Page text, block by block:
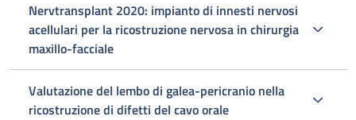
Nervtransplant 2020: impianto di innesti nervosi
acellulari per la ricostruzione nervosa in chirurgia
maxillo-facciale
Valutazione del lembo di galea-pericranio nella
ricostruzione di difetti del cavo orale